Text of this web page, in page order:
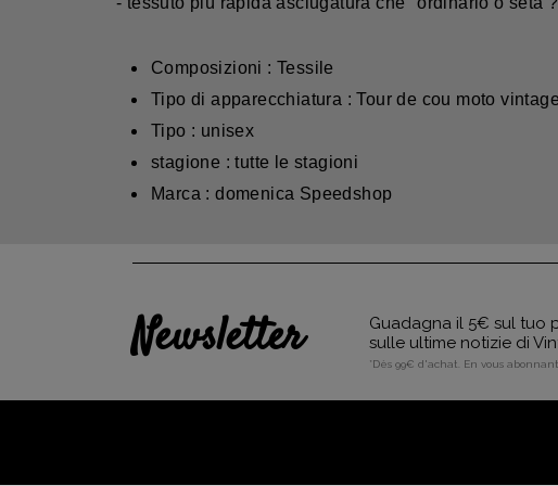
Composizioni : Tessile
Tipo di apparecchiatura : Tour de cou moto vintage
Tipo : unisex
stagione : tutte le stagioni
Marca : domenica Speedshop
Newsletter
Guadagna il 5€ sul tuo
sulle ultime notizie di
*Dès 99€ d'achat. En vous